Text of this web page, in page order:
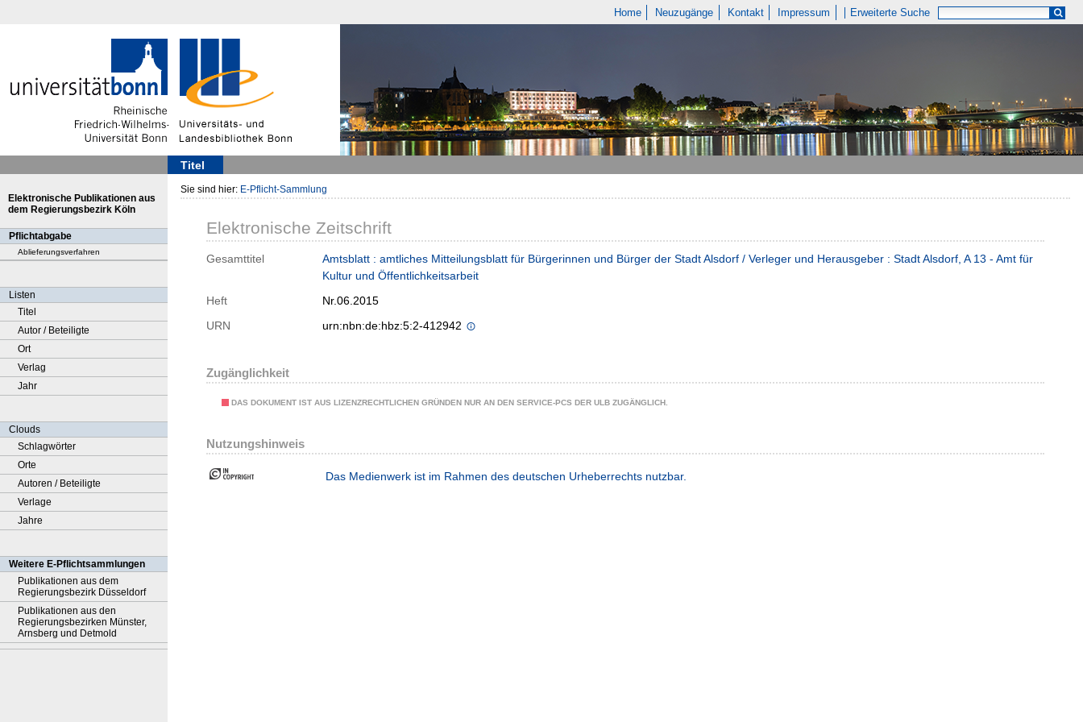
Home Neuzugänge Kontakt Impressum Erweiterte Suche
Titel
Elektronische Publikationen aus
dem Regierungsbezirk Köln
Pflichtabgabe
Ablieferungsverfahren
Listen
Titel
Autor / Beteiligte
Ort
Verlag
Jahr
Clouds
Schlagwörter
Orte
Autoren / Beteiligte
Verlage
Jahre
Weitere E-Pflichtsammlungen
Publikationen aus dem
Regierungsbezirk Düsseldorf
Publikationen aus den
Regierungsbezirken Münster,
Arnsberg und Detmold
Sie sind hier: E-Pflicht-Sammlung
Elektronische Zeitschrift
Gesamttitel
Amtsblatt : amtliches Mitteilungsblatt für Bürgerinnen und Bürger der Stadt Alsdorf / Verleger und Herausgeber : Stadt Alsdorf, A 13 ‐ Amt für
Kultur und Öffentlichkeitsarbeit
Heft
Nr.06.2015
URN
urn:nbn:de:hbz:5:2-412942
Zugänglichkeit
DAS DOKUMENT IST AUS LIZENZRECHTLICHEN GRÜNDEN NUR AN DEN SERVICE-PCS DER ULB ZUGÄNGLICH.
Nutzungshinweis
Das Medienwerk ist im Rahmen des deutschen Urheberrechts nutzbar.